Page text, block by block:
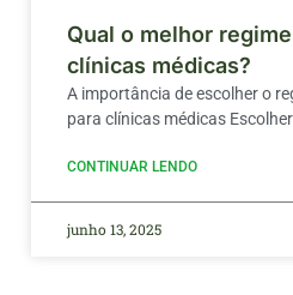
Qual o melhor
clínicas médicas?
A importância de escolher o
para clínicas médicas
CONTINUAR LENDO
junho 13, 2025